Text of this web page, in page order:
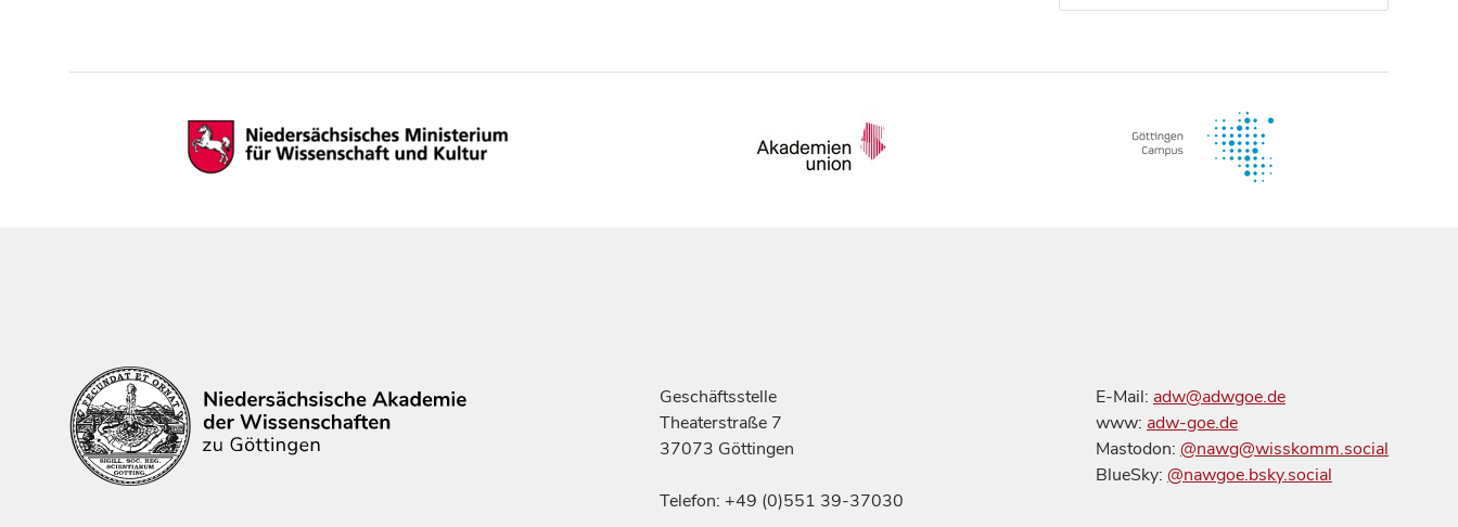
Geschäftsstelle
Theaterstraße 7
37073 Göttingen
Telefon: +49 (0)551 39-37030
E-Mail: adw@adwgoe.de
www: adw-goe.de
Mastodon: @nawg@wisskomm.social
BlueSky: @nawgoe.bsky.social